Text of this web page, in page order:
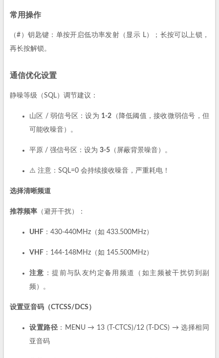
常用操作
（#）钥匙键：单按开启低功率发射（显示 L）；长按可以上锁，
再长按解锁。
通信优化设置
静噪等级（SQL）调节建议：
山区 / 弱信号区：设为 1-2 （降低阈值，接收微弱信号，但
可能收噪音）。
平原 / 强信号区：设为 3-5 （屏蔽背景噪音）。
⚠️ 注意：SQL=0 会持续接收噪音，严重耗电！
选择清晰频道
推荐频率 （避开干扰）：
UHF ：430-440MHz（如 433.500MHz）
VHF ：144-148MHz（如 145.500MHz）
注意 ：提前与队友约定备用频道（如主频被干扰切到副
频）。
设置亚音码（CTCSS/DCS）
设置路径 ：MENU → 13 (T-CTCS)/12 (T-DCS) → 选择相同
亚音码